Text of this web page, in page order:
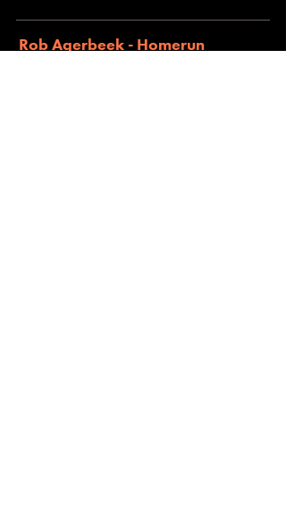
Rob Agerbeek - Homerun